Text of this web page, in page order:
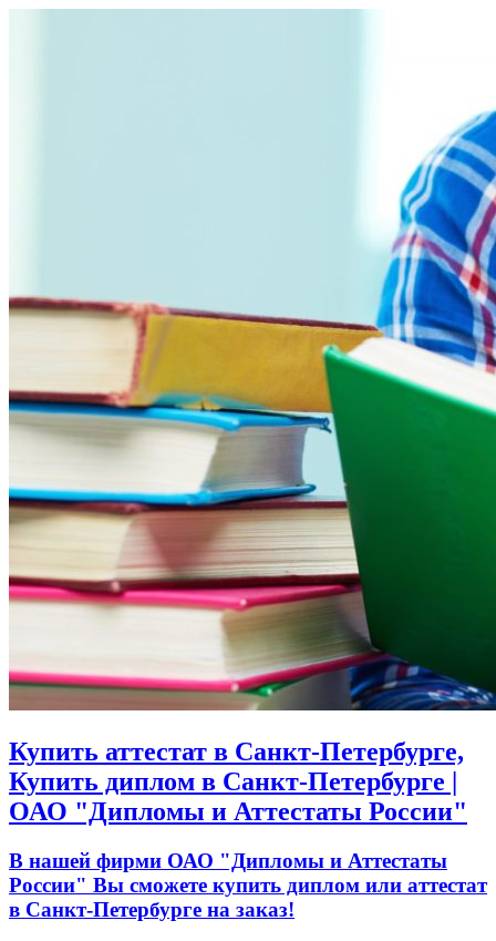
Купить аттестат в Санкт-Петербурге,
Купить диплом в Санкт-Петербурге |
ОАО "Дипломы и Аттестаты России"
В нашей фирми ОАО "Дипломы и Аттестаты
России" Вы сможете купить диплом или аттестат
в Санкт-Петербурге на заказ!